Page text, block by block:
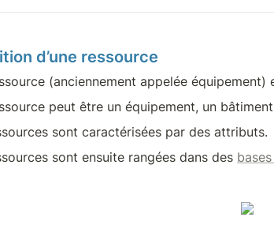
d’une ressource
(anciennement appelée
peut être un équipement, un
sont caractérisées par des attributs.
sont ensuite rangées dans des